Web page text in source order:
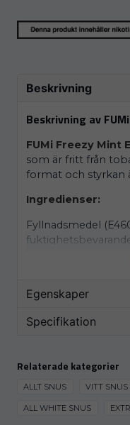
Beskrivning
Beskrivning av
FUMi Freezy Mint
som är fritt från
format och styrkan
Ingredienser:
Fyllnadsmedel
surhetsreglerande
stabiliseringsmedel
Egenskaper
Varumärke
Format
Styrka
Produkttyp
Specifikation
Relaterade kategorier
ALLT SNUS VITT SNUS
ALL WHITE SNUS